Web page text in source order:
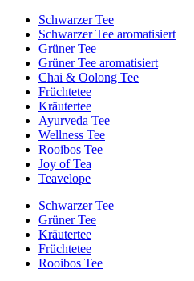
Schwarzer Tee
Schwarzer Tee aromatisiert
Grüner Tee
Grüner Tee aromatisiert
Chai & Oolong Tee
Früchtetee
Kräutertee
Ayurveda Tee
Wellness Tee
Rooibos Tee
Joy of Tea
Teavelope
Schwarzer Tee
Grüner Tee
Kräutertee
Früchtetee
Rooibos Tee